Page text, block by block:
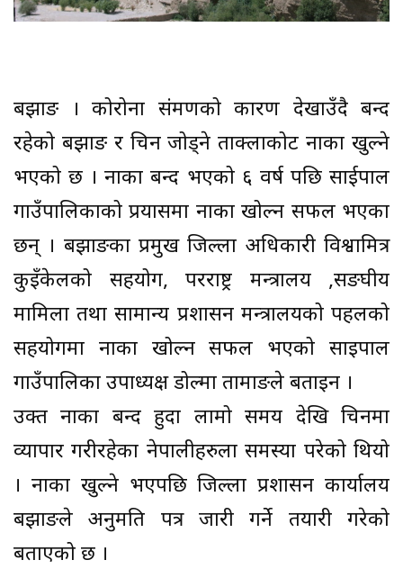
बझाङ । कोरोना संक्रमणको कारण देखाउँदै बन्द
रहेको बझाङ र चिन जोड्ने ताक्लाकोट नाका खुल्ने
भएको छ । नाका बन्द भएको ६ वर्ष पछि साईपाल
गाउँपालिकाको प्रयासमा नाका खोल्न सफल भएका
छन् । बझाङका प्रमुख जिल्ला अधिकारी विश्वामित्र
कुइँकेलको सहयोग, परराष्ट्र मन्त्रालय ,सङघीय
मामिला तथा सामान्य प्रशासन मन्त्रालयको पहलको
सहयोगमा नाका खोल्न सफल भएको साइपाल
गाउँपालिका उपाध्यक्ष डोल्मा तामाङले बताइन ।
उक्त नाका बन्द हुदा लामो समय देखि चिनमा
व्यापार गरीरहेका नेपालीहरुला समस्या परेको थियो
। नाका खुल्ने भएपछि जिल्ला प्रशासन कार्यालय
बझाङले अनुमति पत्र जारी गर्ने तयारी गरेको
बताएको छ ।